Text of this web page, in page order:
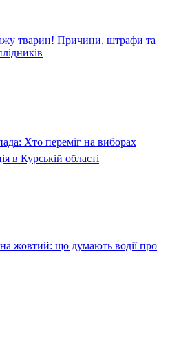
тварин! Причини, штрафи та
Хто переміг на виборах
в Курській області
жовтий: що думають водії про